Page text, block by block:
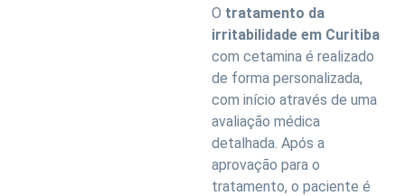
O tratamento da
irritabilidade em Curitiba
com cetamina é realizado
de forma personalizada,
com início através de uma
avaliação médica
detalhada. Após a
aprovação para o
tratamento, o paciente é